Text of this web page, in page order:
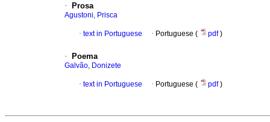
· Prosa
Agustoni, Prisca
· text in Portuguese · Portuguese ( pdf)
· Poema
Galvão, Donizete
· text in Portuguese · Portuguese ( pdf)